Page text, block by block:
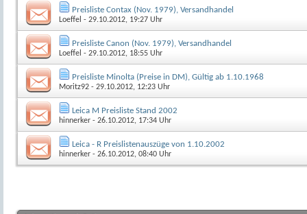
Preisliste Contax (Nov. 1979), Versandhandel
Loeffel - 29.10.2012, 19:27 Uhr
Preisliste Canon (Nov. 1979), Versandhandel
Loeffel - 29.10.2012, 18:55 Uhr
Preisliste Minolta (Preise in DM), Gültig ab 1.10.1968
Moritz92 - 29.10.2012, 12:23 Uhr
Leica M Preisliste Stand 2002
hinnerker - 26.10.2012, 17:34 Uhr
Leica - R Preislistenauszüge von 1.10.2002
hinnerker - 26.10.2012, 08:40 Uhr